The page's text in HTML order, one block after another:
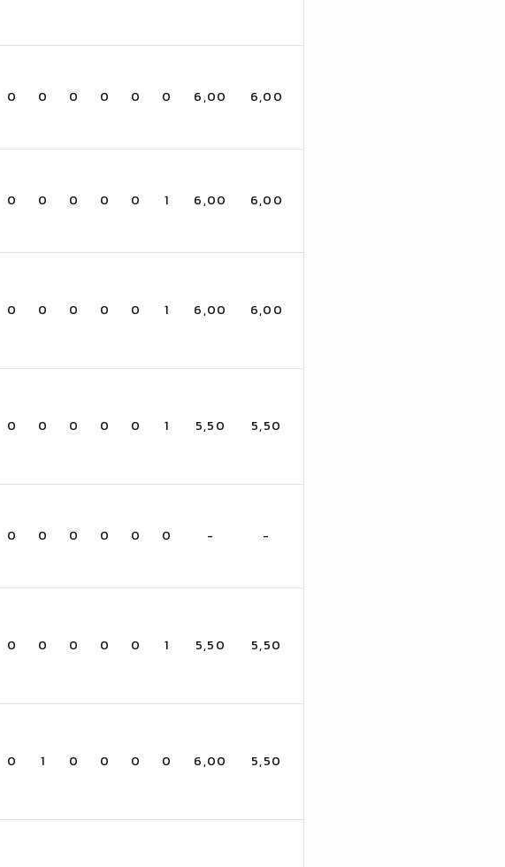
0 0 0 0 0 0 6,00 6,00
0 0 0 0 0 1 6,00 6,00
0 0 0 0 0 1 6,00 6,00
0 0 0 0 0 1 5,50 5,50
0 0 0 0 0 0 - -
0 0 0 0 0 1 5,50 5,50
0 1 0 0 0 0 6,00 5,50